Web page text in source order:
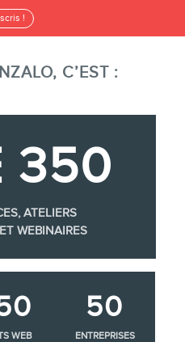
!
C’EST :
350
ATELIERS
WEBINAIRES
WEB
50
ENTREPRISES